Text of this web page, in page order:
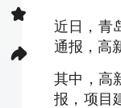
近日，青
通报，高
其中，高
报，项目